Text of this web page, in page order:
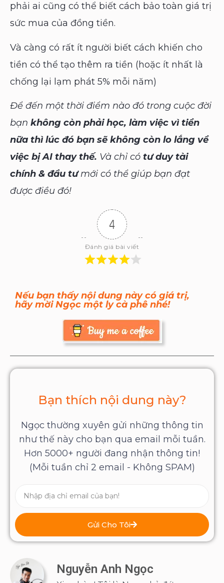
phải ai cũng có thể biết cách bảo toàn giá trị
sức mua của đồng tiền.
Và càng có rất ít người biết cách khiến cho
tiền có thể tạo thêm ra tiền (hoặc ít nhất là
chống lại lạm phát 5% mỗi năm)
Để đến một thời điểm nào đó trong cuộc đời
bạn không còn phải học, làm việc vì tiền
nữa thì lúc đó bạn sẽ không còn lo lắng về
việc bị AI thay thế. Và chỉ có tư duy tài
chính & đầu tưmới có thể giúp bạn đạt
được điều đó!
4
Đánh giá bài viết
Nếu bạn thấy nội dung này có giá trị,
hãy mời Ngọc một ly cà phê nhé!
Bạn thích nội dung này?
Ngọc thường xuyên gửi những thông tin
như thế này cho bạn qua email mỗi tuần.
Hơn 5000+ người đang nhận thông tin!
(Mỗi tuần chỉ 2 email - Không SPAM)
Gửi Cho Tôi
Nguyễn Anh Ngọc